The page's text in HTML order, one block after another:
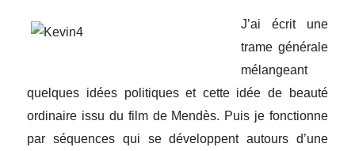
J’ai écrit une
trame générale
mélangeant
quelques idées politiques et cette idée de beauté
ordinaire issu du film de Mendès. Puis je fonctionne
par séquences qui se développent autours d’une